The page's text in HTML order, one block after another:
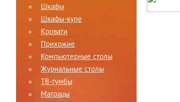
Шкафы
Шкафы-купе
Кровати
Прихожие
Компьютерные столы
Журнальные столы
ТВ-тумбы
Матрацы